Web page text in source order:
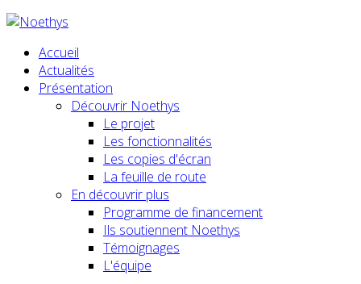
Accueil
Actualités
Présentation
Découvrir Noethys
Le projet
Les fonctionnalités
Les copies d'écran
La feuille de route
En découvrir plus
Programme de financement
Ils soutiennent Noethys
Témoignages
L'équipe